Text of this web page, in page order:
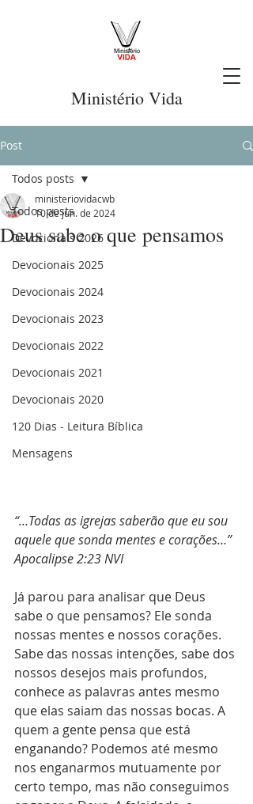
Ministério Vida
Post
Todos posts
Devocionais 2026
Devocionais 2025
Devocionais 2024
Devocionais 2023
Devocionais 2022
Devocionais 2021
Devocionais 2020
120 Dias - Leitura Bíblica
Mensagens
Todos posts
Deus sabe o que pensamos
ministeriovidacwb
10 de jun. de 2024
“…Todas as igrejas saberão que eu sou
aquele que sonda mentes e corações…”
‭Apocalipse 2:23 NVI‬
Já parou para analisar que Deus
sabe o que pensamos? Ele sonda
nossas mentes e nossos corações.
Sabe das nossas intenções, sabe dos
nossos desejos mais profundos,
conhece as palavras antes mesmo
que elas saiam das nossas bocas. A
quem a gente pensa que está
enganando? Podemos até mesmo
nos enganarmos mutuamente por
certo tempo, mas não conseguimos